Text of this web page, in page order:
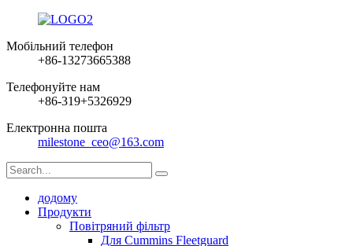
Мобільний телефон
+86-13273665388
Телефонуйте нам
+86-319+5326929
Електронна пошта
milestone_ceo@163.com
додому
Продукти
Повітряний фільтр
Для Cummins Fleetguard